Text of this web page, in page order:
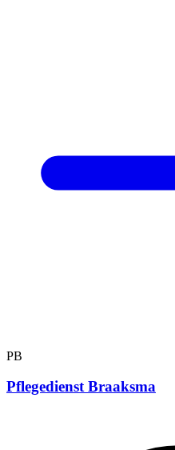
PB
Pflegedienst Braaksma